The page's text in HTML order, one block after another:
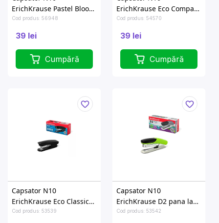
ErichKrause Pastel Bloom
pana la 15 foi, 2 culori
Cod produs: 56948
39 lei
Cumpără
ErichKrause Eco Compact
pana la 15foi, 3 culori
Cod produs: 54570
39 lei
Cumpără
Capsator N10
ErichKrause Eco Classic
pana la 20foi, negru.
Cod produs: 53539
Capsator N10
ErichKrause D2 pana la
20foi, 4culori
Cod produs: 53542